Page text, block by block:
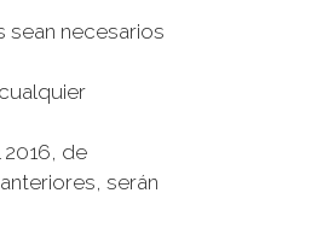
sean necesarios
de
serán